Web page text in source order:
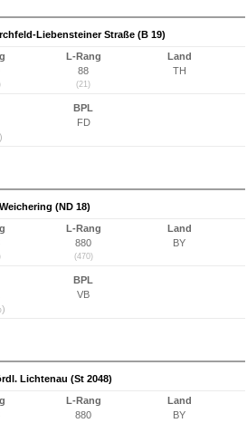
Liebensteiner Straße (B 19)
L-Rang
88
(21)
Land
TH
BPL
FD
(ND 18)
L-Rang
880
(470)
Land
BY
BPL
VB
Lichtenau (St 2048)
L-Rang
880
Land
BY